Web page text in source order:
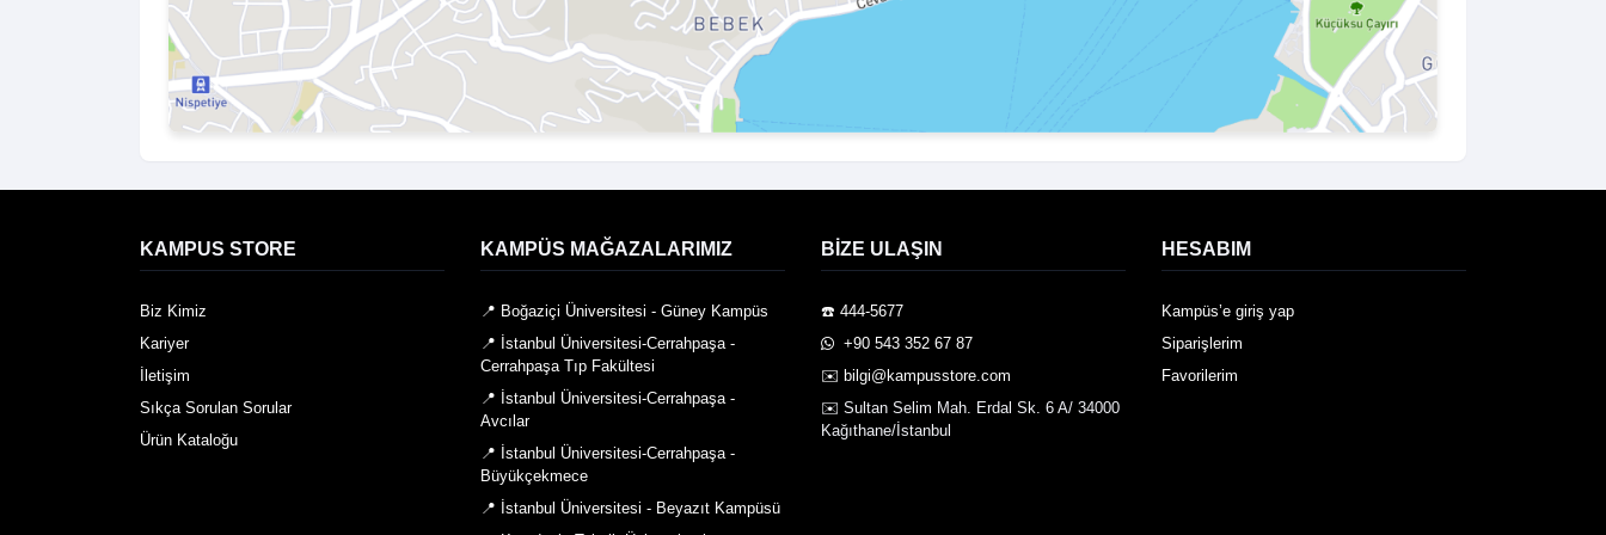
KAMPUS STORE
Biz Kimiz
Kariyer
İletişim
Sıkça Sorulan Sorular
Ürün Kataloğu
KAMPÜS MAĞAZALARIMIZ
📍 Boğaziçi Üniversitesi - Güney Kampüs
📍 İstanbul Üniversitesi-Cerrahpaşa -
Cerrahpaşa Tıp Fakültesi
📍 İstanbul Üniversitesi-Cerrahpaşa -
Avcılar
📍 İstanbul Üniversitesi-Cerrahpaşa -
Büyükçekmece
📍 İstanbul Üniversitesi - Beyazıt Kampüsü
BIZE ULAŞIN
☎️ 444-5677
️ +90 543 352 67 87
✉️ bilgi@kampusstore.com
✉️ Sultan Selim Mah. Erdal Sk. 6 A/ 34000
Kağıthane/İstanbul
HESABIM
Kampüs’e giriş yap
Siparişlerim
Favorilerim